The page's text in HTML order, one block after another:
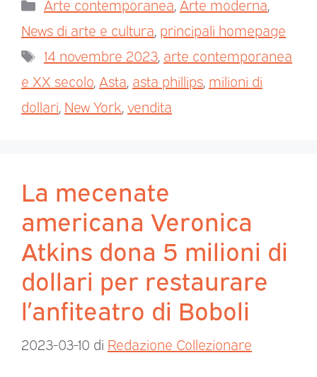
Arte contemporanea Arte moderna
News di arte e cultura principali homepage
14 novembre 2023 arte contemporanea
e XX secolo Asta asta phillips milioni di
dollari New York vendita
La mecenate
americana Veronica
Atkins dona 5 milioni di
dollari per restaurare
l’anfiteatro di Boboli
2023-03-10 di Redazione Collezionare